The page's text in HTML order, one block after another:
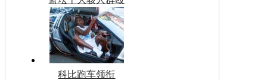
科比跑车领衔